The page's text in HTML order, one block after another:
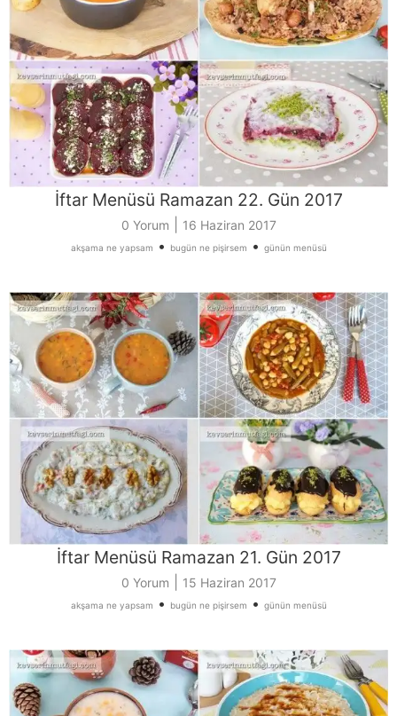
İftar Menüsü Ramazan 22. Gün 2017
0 Yorum 16 Haziran 2017
akşama ne yapsam • bugün ne pişirsem • günün menüsü
İftar Menüsü Ramazan 21. Gün 2017
0 Yorum 15 Haziran 2017
akşama ne yapsam • bugün ne pişirsem • günün menüsü